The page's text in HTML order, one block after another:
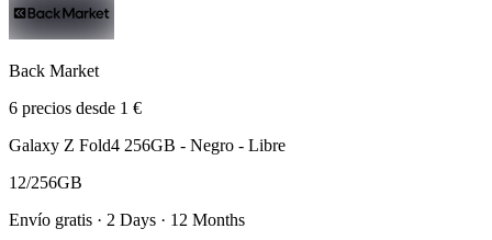
Back Market
6 precios desde 1 €
Galaxy Z Fold4 256GB - Negro - Libre
12/256GB
Envío gratis · 2 Days · 12 Months